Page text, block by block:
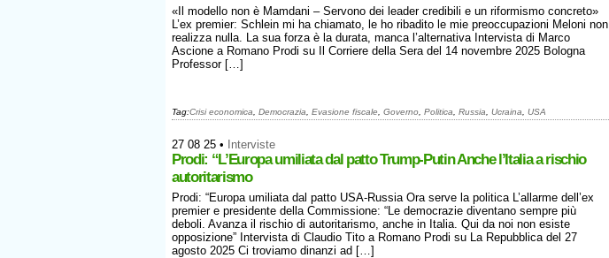
«Il modello non è Mamdani – Servono dei leader credibili e un riformismo concreto»
L’ex premier: Schlein mi ha chiamato, le ho ribadito le mie preoccupazioni Meloni non
realizza nulla. La sua forza è la durata, manca l’alternativa Intervista di Marco
Ascione a Romano Prodi su Il Corriere della Sera del 14 novembre 2025 Bologna
Professor […]
Tag:Crisi economica Democrazia Evasione fiscale Governo Politica Russia Ucraina USA
27 08 25 • Interviste
Prodi: “L’Europa umiliata dal patto Trump-Putin Anche l’Italia a rischio
autoritarismo
Prodi: “Europa umiliata dal patto USA-Russia Ora serve la politica L’allarme dell’ex
premier e presidente della Commissione: “Le democrazie diventano sempre più
deboli. Avanza il rischio di autoritarismo, anche in Italia. Qui da noi non esiste
opposizione” Intervista di Claudio Tito a Romano Prodi su La Repubblica del 27
agosto 2025 Ci troviamo dinanzi ad […]